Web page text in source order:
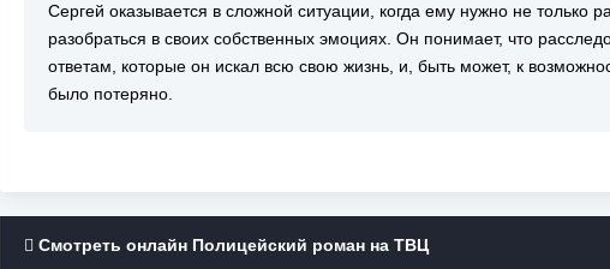
Сергей оказывается в сложной ситуации, когда ему нужно не только
разобраться в своих собственных эмоциях. Он понимает, что
ответам, которые он искал всю свою жизнь, и, быть может, к
было потеряно.
Смотреть онлайн Полицейский роман на ТВЦ